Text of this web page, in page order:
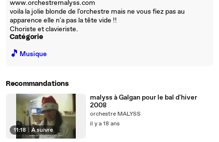
www.orchestremalyss.com
voila la jolie blonde de l'orchestre mais ne vous fiez pas au
apparence elle n'a pas la tête vide !!
Choriste et clavieriste.
Catégorie
🎵 Musique
Recommandations
11:18 À suivre
malyss à Galgan pour le bal d'hiver
2008
orchestre MALYSS
il y a 18 ans